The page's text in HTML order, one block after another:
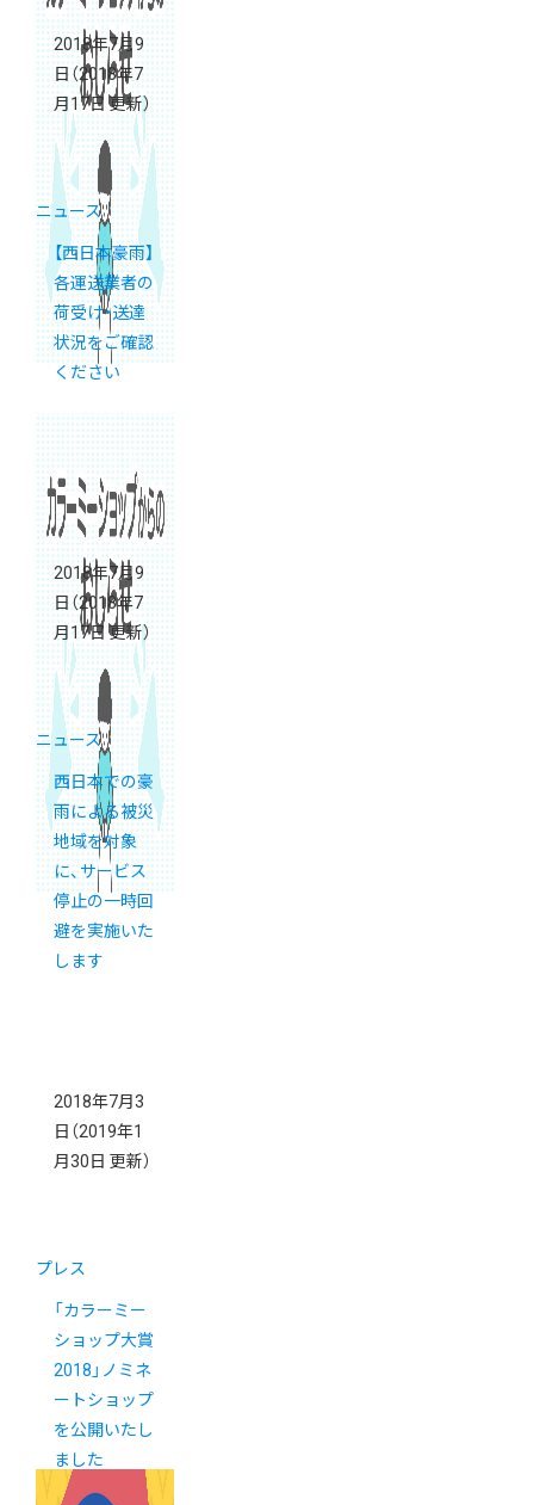
2018年7月9
日（2018年7
月17日 更新）
ニュース
【西日本豪雨】
各運送業者の
荷受け・送達
状況をご確認
ください
2018年7月9
日（2018年7
月17日 更新）
ニュース
西日本での豪
雨による被災
地域を対象
に、サービス
停止の一時回
避を実施いた
します
2018年7月3
日 （2019年1
月30日 更新）
プレス
「カラーミー
ショップ大賞
2018」ノミネ
ートショップ
を公開いたし
ました